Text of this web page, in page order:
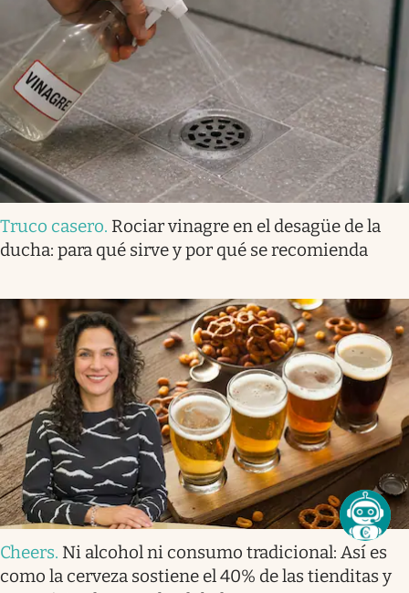
Truco casero. Rociar vinagre en el desagüe de la
ducha: para qué sirve y por qué se recomienda
Cheers. Ni alcohol ni consumo tradicional: Así es
como la cerveza sostiene el 40% de las tienditas y